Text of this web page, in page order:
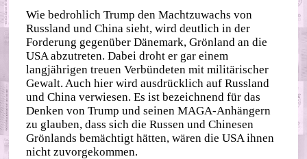
Wie bedrohlich Trump den Machtzuwachs von
Russland und China sieht, wird deutlich in der
Forderung gegenüber Dänemark, Grönland an die
USA abzutreten. Dabei droht er gar einem
langjährigen treuen Verbündeten mit militärischer
Gewalt. Auch hier wird ausdrücklich auf Russland
und China verwiesen. Es ist bezeichnend für das
Denken von Trump und seinen MAGA-Anhängern
zu glauben, dass sich die Russen und Chinesen
Grönlands bemächtigt hätten, wären die USA ihnen
nicht zuvorgekommen.